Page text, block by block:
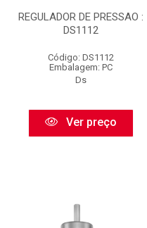
REGULADOR DE PRESSAO :
DS1112
Código: DS1112
Embalagem: PC
Ds
Ver preço